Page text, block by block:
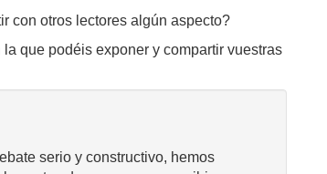
con otros lectores algún aspecto?
que podéis exponer y compartir vuestras
serio y constructivo, hemos